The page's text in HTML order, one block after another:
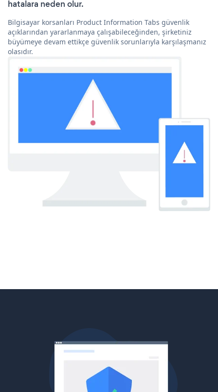
hatalara neden olur.
Bilgisayar korsanları Product Information Tabs güvenlik
açıklarından yararlanmaya çalışabileceğinden, şirketiniz
büyümeye devam ettikçe güvenlik sorunlarıyla karşılaşmanız
olasıdır.